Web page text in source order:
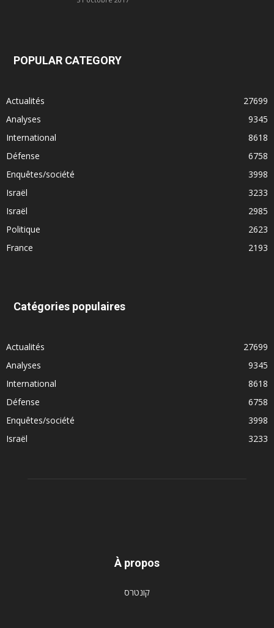
POPULAR CATEGORY
Actualités
27699
Analyses
9345
International
8618
Défense
6758
Enquêtes/société
3998
Israël
3233
Israël
2985
Politique
2623
France
2193
Catégories populaires
Actualités
27699
Analyses
9345
International
8618
Défense
6758
Enquêtes/société
3998
Israël
3233
À propos
קונטרס